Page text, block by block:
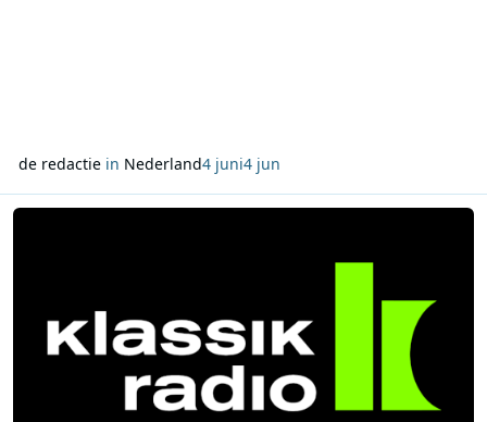
de redactiein Nederland4 juni4 jun
Lees meer over Niet alle FM-frequenties van Klassik Radio zijn